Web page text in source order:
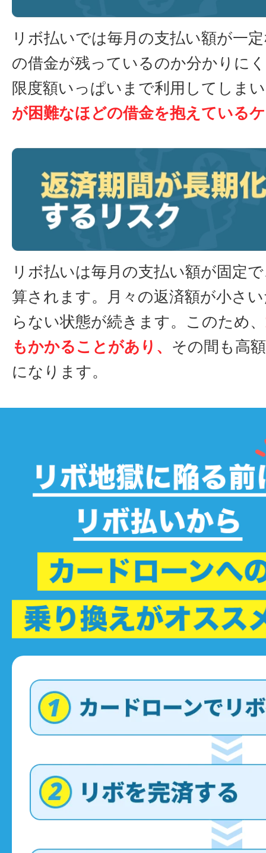
リボ払いでは毎月の支払い額が一
の借金が残っているのか分かりに
限度額いっぱいまで利用してしま
が困難なほどの借金を抱えている
リボ払いは毎月の支払い額が固定
算されます。月々の返済額が小さ
らない状態が続きます。このため、
もかかることがあり、 その間も高
になります。